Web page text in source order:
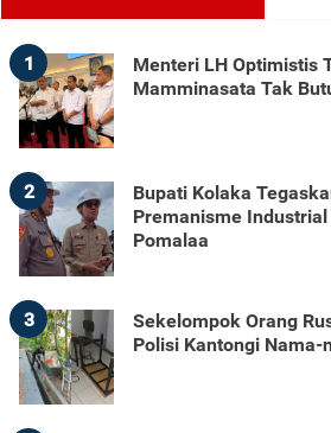
1
Menteri LH Optimistis
Mamminasata Tak
2
Bupati Kolaka
Premanisme Industrial
Pomalaa
3
Sekelompok Orang
Polisi Kantongi